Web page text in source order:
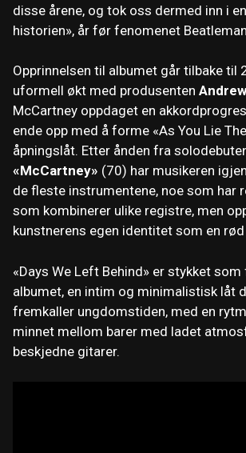
disse årene, og tok oss dermed inn i
historien», år før fenomenet
Opprinnelsen til albumet går tilbake til
uformell økt med produsenten
McCartney oppdaget en
ende opp med å forme «As You Lie
åpningslåt. Etter ånden fra
«McCartney» (70) har musikeren
de fleste instrumentene, noe som har
som kombinerer ulike registre, men
kunstnerens egen identitet som en
«Days We Left Behind» er stykket
albumet, en intim og minimalistisk låt
fremkaller ungdomstiden, med en
minnet mellom barer med ladet
beskjedne gitarer.